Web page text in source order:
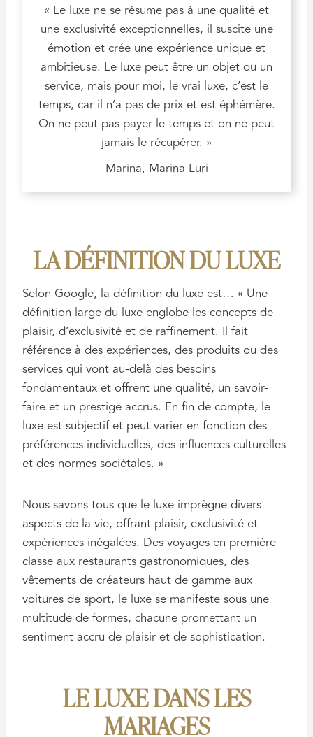
« Le luxe ne se résume pas à une qualité et
une exclusivité exceptionnelles, il suscite une
émotion et crée une expérience unique et
ambitieuse. Le luxe peut être un objet ou un
service, mais pour moi, le vrai luxe, c’est le
temps, car il n’a pas de prix et est éphémère.
On ne peut pas payer le temps et on ne peut
jamais le récupérer. »
Marina, Marina Luri
LA DÉFINITION DU LUXE
Selon Google, la définition du luxe est… « Une
définition large du luxe englobe les concepts de
plaisir, d’exclusivité et de raffinement. Il fait
référence à des expériences, des produits ou des
services qui vont au-delà des besoins
fondamentaux et offrent une qualité, un savoir-
faire et un prestige accrus. En fin de compte, le
luxe est subjectif et peut varier en fonction des
préférences individuelles, des influences culturelles
et des normes sociétales. »
Nous savons tous que le luxe imprègne divers
aspects de la vie, offrant plaisir, exclusivité et
expériences inégalées. Des voyages en première
classe aux restaurants gastronomiques, des
vêtements de créateurs haut de gamme aux
voitures de sport, le luxe se manifeste sous une
multitude de formes, chacune promettant un
sentiment accru de plaisir et de sophistication.
LE LUXE DANS LES
MARIAGES